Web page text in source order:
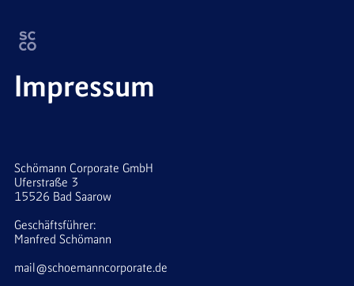
Impressum
Schömann Corporate GmbH
Uferstraße 3
15526 Bad Saarow
Geschäftsführer:
Manfred Schömann
mail@schoemanncorporate.de